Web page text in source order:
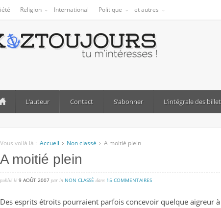
Religion International Politique et autres
L’auteur Contact S’abonner L’intégrale des
Vous voilà là : Accueil Non classé A moitié plein
A moitié plein
publié lé 9 AOÛT 2007 par in NON CLASSÉ dans 15 COMMENTAIRESsur
moitié
Des esprits étroits pourraient parfois concevoir quelque aigreur